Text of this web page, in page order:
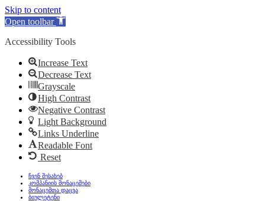
Skip to content
Open toolbar
Accessibility Tools
Increase Text
Decrease Text
Grayscale
High Contrast
Negative Contrast
Light Background
Links Underline
Readable Font
Reset
ჩვენ შესახებ
კომპანიის მონაცემები
მონაცემთა დაცვა
ბიულეტენი